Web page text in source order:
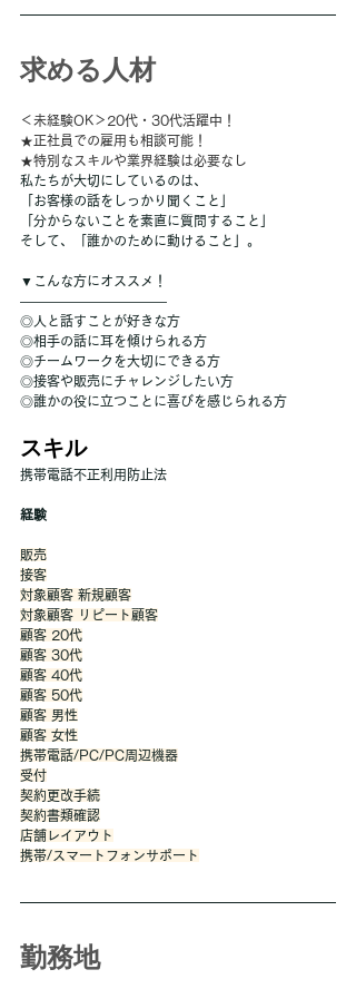
求める人材
＜未経験OK＞20代・30代活躍中！
★正社員での雇用も相談可能！
★特別なスキルや業界経験は必要なし
私たちが大切にしているのは、
「お客様の話をしっかり聞くこと」
「分からないことを素直に質問すること」
そして、「誰かのために動けること」。
▼こんな方にオススメ！
―――――――――――
◎人と話すことが好きな方
◎相手の話に耳を傾けられる方
◎チームワークを大切にできる方
◎接客や販売にチャレンジしたい方
◎誰かの役に立つことに喜びを感じられる方
スキル
携帯電話不正利用防止法
経験
販売
接客
対象顧客 新規顧客
対象顧客 リピート顧客
顧客 20代
顧客 30代
顧客 40代
顧客 50代
顧客 男性
顧客 女性
携帯電話/PC/PC周辺機器
受付
契約更改手続
契約書類確認
店舗レイアウト
携帯/スマートフォンサポート
勤務地